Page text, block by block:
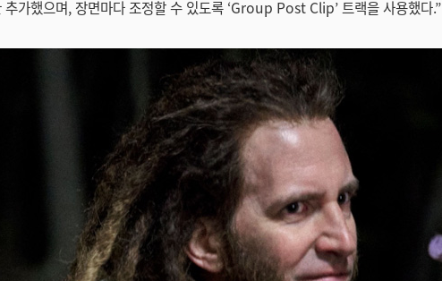
추가했으며, 장면마다 조정할 수 있도록 ‘Group Post Clip’ 트랙을 사용했다.”